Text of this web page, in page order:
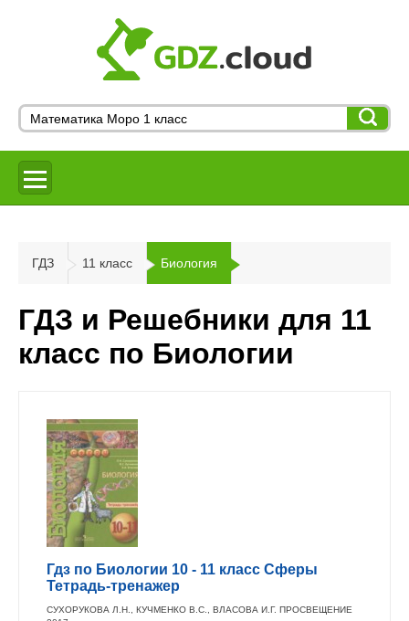
ГДЗ 11 класс Биология
ГДЗ и Решебники для 11
класс по Биологии
Гдз по Биологии 10 - 11 класс Сферы
Тетрадь-тренажер
СУХОРУКОВА Л.Н., КУЧМЕНКО В.С., ВЛАСОВА И.Г. ПРОСВЕЩЕНИЕ